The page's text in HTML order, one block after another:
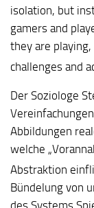
isolation, but
gamers and
they are
challenges and
Der Soziologe
Abbildungen
welche
Abstraktion
Bündelung von
des Systems